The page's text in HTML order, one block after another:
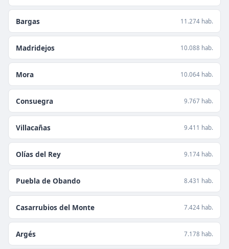
Bargas 11.274 hab.
Madridejos 10.088 hab.
Mora 10.064 hab.
Consuegra 9.767 hab.
Villacañas 9.411 hab.
Olías del Rey 9.174 hab.
Puebla de Obando 8.431 hab.
Casarrubios del Monte 7.424 hab.
Argés 7.178 hab.